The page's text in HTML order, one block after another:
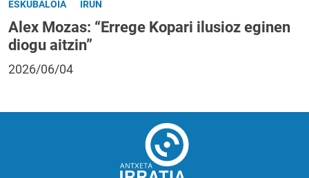
ESKUBALOIA IRUN
Alex Mozas: “Errege Kopari ilusioz eginen
diogu aitzin”
2026/06/04